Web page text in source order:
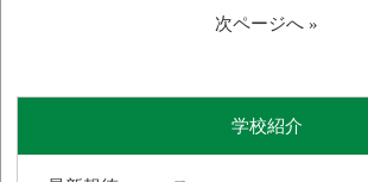
次ページへ »
学校紹介